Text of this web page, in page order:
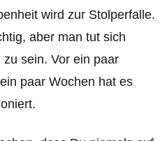
wird zur Stolperfalle.
aber man tut sich
sein. Vor ein paar
paar Wochen hat es